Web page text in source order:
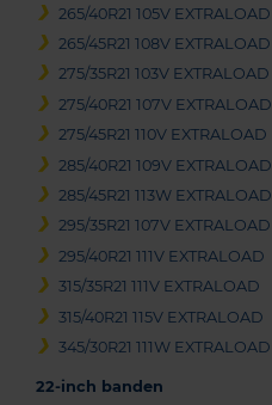
265/40R21 105V EXTRALOAD
265/45R21 108V EXTRALOAD
275/35R21 103V EXTRALOAD
275/40R21 107V EXTRALOAD
275/45R21 110V EXTRALOAD
285/40R21 109V EXTRALOAD
285/45R21 113W EXTRALOAD
295/35R21 107V EXTRALOAD
295/40R21 111V EXTRALOAD
315/35R21 111V EXTRALOAD
315/40R21 115V EXTRALOAD
345/30R21 111W EXTRALOAD
22-inch banden